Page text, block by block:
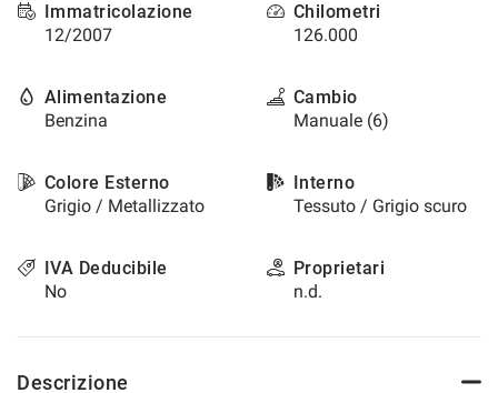
Immatricolazione
12/2007
Chilometri
126.000
Alimentazione
Benzina
Cambio
Manuale (6)
Colore Esterno
Grigio / Metallizzato
Interno
Tessuto / Grigio scuro
IVA Deducibile
No
Proprietari
n.d.
Descrizione